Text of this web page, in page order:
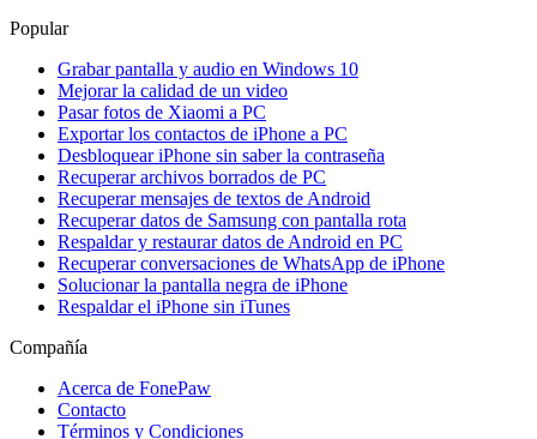
Popular
Grabar pantalla y audio en Windows 10
Mejorar la calidad de un video
Pasar fotos de Xiaomi a PC
Exportar los contactos de iPhone a PC
Desbloquear iPhone sin saber la contraseña
Recuperar archivos borrados de PC
Recuperar mensajes de textos de Android
Recuperar datos de Samsung con pantalla rota
Respaldar y restaurar datos de Android en PC
Recuperar conversaciones de WhatsApp de iPhone
Solucionar la pantalla negra de iPhone
Respaldar el iPhone sin iTunes
Compañía
Acerca de FonePaw
Contacto
Términos y Condiciones